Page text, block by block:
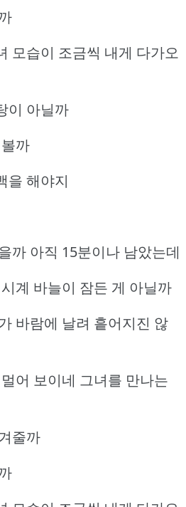
모습이 조금씩 내게 다가오
이 아닐까
까
을 해야지
까 아직 15분이나 남았는데
계 바늘이 잠든 게 아닐까
바람에 날려 흩어지진 않
어 보이네 그녀를 만나는
줄까